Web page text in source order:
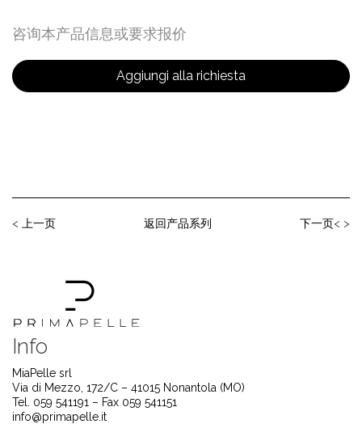
咨询本产品信息或要求报价
Aggiungi alla richiesta
< 上⼀⻚ 返回产品系列 下⼀⻚< >
Info
MiaPelle srl
Via di Mezzo, 172/C – 41015 Nonantola (MO)
Tel. 059 541191 – Fax 059 541151
info@primapelle.it